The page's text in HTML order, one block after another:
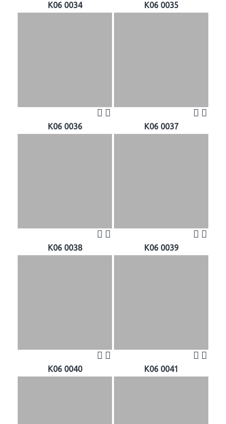
K06 0034 K06 0035
K06 0036 K06 0037
K06 0038 K06 0039
K06 0040 K06 0041